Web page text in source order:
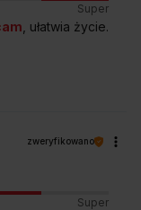
czasem
Dlatego
sięganie
Super
, ułatwia życie.
zweryfikowano
Super